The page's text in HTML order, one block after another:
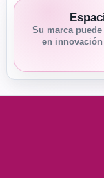
Su marca
en